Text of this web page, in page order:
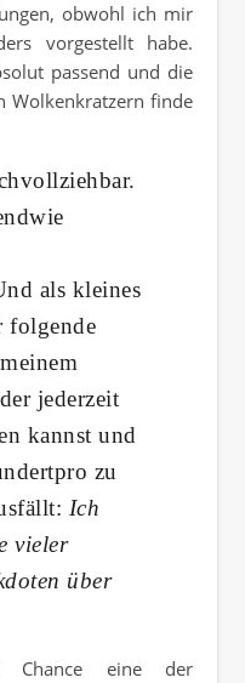
obwohl ich mir
vorgestellt habe.
passend und die
Wolkenkratzern finde
als kleines
jederzeit
kannst und
zu
Ich
vieler
über
Chance eine der